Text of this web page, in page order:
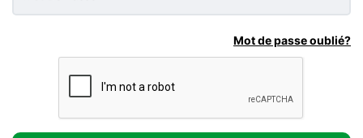
Mot de passe oublié?